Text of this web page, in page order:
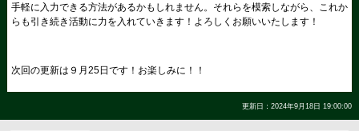
手軽に入力できる方法があるかもしれません。それらを模索しながら、これか
らも引き続き活動に力を入れていきます！よろしくお願いいたします！
次回の更新は９月25日です！お楽しみに！！
更新日：2024年9月18日 19:00:00